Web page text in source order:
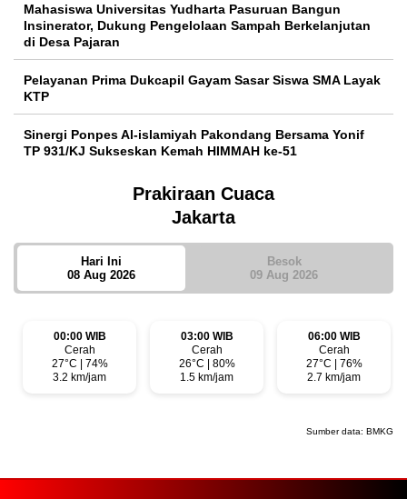
Mahasiswa Universitas Yudharta Pasuruan Bangun
Insinerator, Dukung Pengelolaan Sampah Berkelanjutan
di Desa Pajaran
Pelayanan Prima Dukcapil Gayam Sasar Siswa SMA Layak
KTP
Sinergi Ponpes Al-islamiyah Pakondang Bersama Yonif
TP 931/KJ Sukseskan Kemah HIMMAH ke-51
Prakiraan Cuaca
Jakarta
Hari Ini
08 Aug 2026
Besok
09 Aug 2026
00:00 WIB
Cerah
27°C | 74%
3.2 km/jam
03:00 WIB
Cerah
26°C | 80%
1.5 km/jam
06:00 WIB
Cerah
27°C | 76%
2.7 km/jam
Sumber data: BMKG